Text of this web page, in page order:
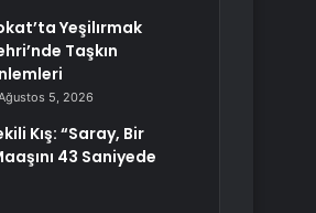
Yeşilırmak
Taşkın
5, 2026
Kış: “Saray, Bir
43 Saniyede